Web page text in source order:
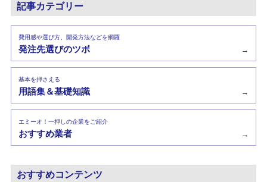
記事カテゴリー
費用感や選び方、開発方法などを網羅
発注先選びのツボ →
基本を押さえる
用語集＆基礎知識 →
エミーオ！一押しの企業をご紹介
おすすめ業者 →
おすすめコンテンツ